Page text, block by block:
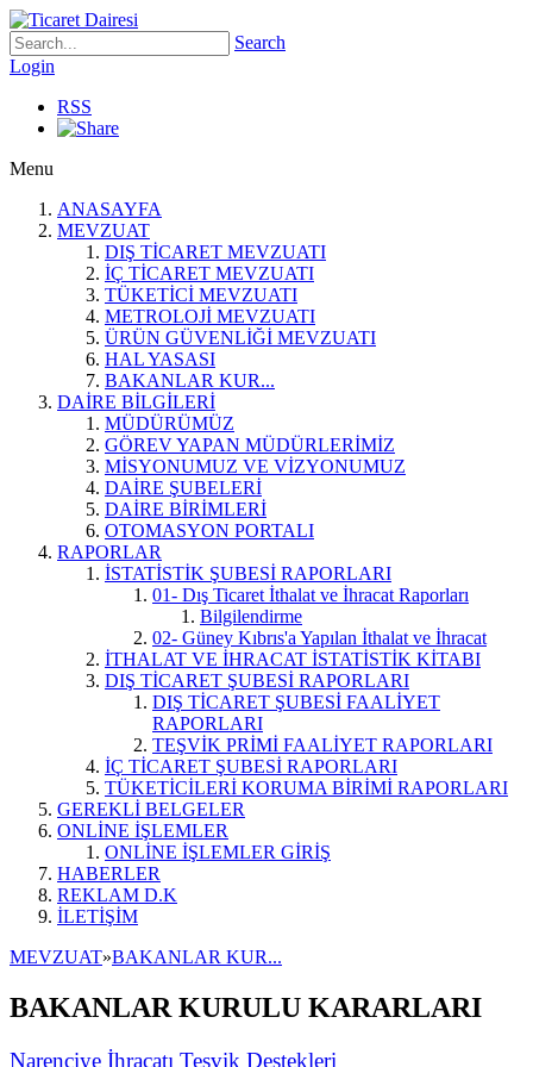
Search
Login
RSS
Menu
ANASAYFA
MEVZUAT
DIŞ TİCARET MEVZUATI
İÇ TİCARET MEVZUATI
TÜKETİCİ MEVZUATI
METROLOJİ MEVZUATI
ÜRÜN GÜVENLİĞİ MEVZUATI
HAL YASASI
BAKANLAR KUR...
DAİRE BİLGİLERİ
MÜDÜRÜMÜZ
GÖREV YAPAN MÜDÜRLERİMİZ
MİSYONUMUZ VE VİZYONUMUZ
DAİRE ŞUBELERİ
DAİRE BİRİMLERİ
OTOMASYON PORTALI
RAPORLAR
İSTATİSTİK ŞUBESİ RAPORLARI
01- Dış Ticaret İthalat ve İhracat Raporları
Bilgilendirme
02- Güney Kıbrıs'a Yapılan İthalat ve İhracat
İTHALAT VE İHRACAT İSTATİSTİK KİTABI
DIŞ TİCARET ŞUBESİ RAPORLARI
DIŞ TİCARET ŞUBESİ FAALİYET
RAPORLARI
TEŞVİK PRİMİ FAALİYET RAPORLARI
İÇ TİCARET ŞUBESİ RAPORLARI
TÜKETİCİLERİ KORUMA BİRİMİ RAPORLARI
GEREKLİ BELGELER
ONLİNE İŞLEMLER
ONLİNE İŞLEMLER GİRİŞ
HABERLER
REKLAM D.K
İLETİŞİM
MEVZUAT»BAKANLAR KUR...
BAKANLAR KURULU KARARLARI
Narenciye İhracatı Teşvik Destekleri